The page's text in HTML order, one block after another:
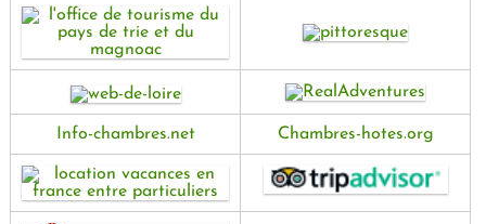
Info-chambres.net Chambres-hotes.org